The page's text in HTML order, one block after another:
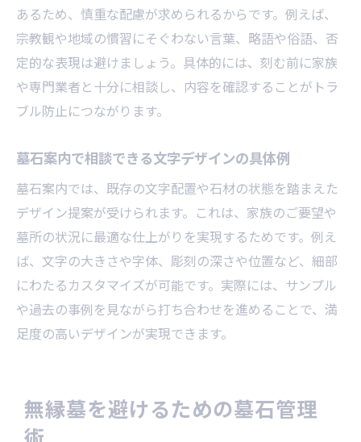
あるため、慎重な配慮が求められるからです。例えば、
宗教観や地域の慣習にそぐわない言葉、略語や俗語、否
定的な表現は避けましょう。具体的には、刻む前に家族
や専門業者と十分に相談し、内容を確認することがトラ
ブル防止につながります。
墓石案内で相談できる文字デザインの具体例
墓石案内では、既存の文字配置や石材の状態を踏まえた
デザイン提案が受けられます。これは、家族のご要望や
墓所の状況に最適な仕上がりを実現するためです。例え
ば、文字の大きさや字体、彫刻の深さや位置など、細部
にわたるカスタマイズが可能です。実際には、サンプル
や過去の事例を見ながら打ち合わせを進めることで、満
足度の高いデザインが実現できます。
無縁墓を避けるための墓石管理
術